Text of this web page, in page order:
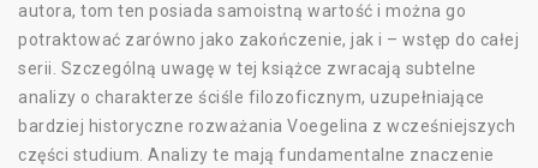
autora, tom ten posiada samoistną wartość i można go
potraktować zarówno jako zakończenie, jak i – wstęp do całej
serii. Szczególną uwagę w tej książce zwracają subtelne
analizy o charakterze ściśle filozoficznym, uzupełniające
bardziej historyczne rozważania Voegelina z wcześniejszych
części studium. Analizy te mają fundamentalne znaczenie